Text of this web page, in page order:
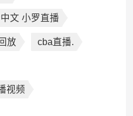
文 小罗直播
放 cba直播.
视频